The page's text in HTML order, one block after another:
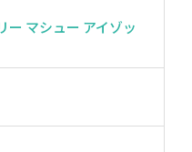
ー マシュー アイゾッ